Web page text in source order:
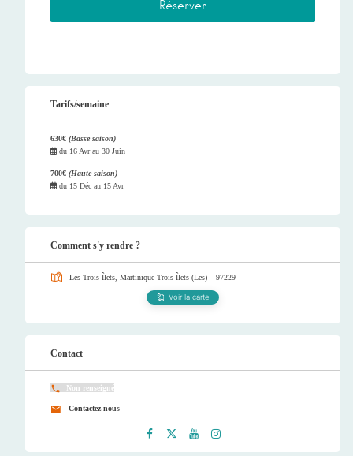
Tarifs/semaine
630€ (Basse saison)
du 16 Avrau 30 Juin
700€ (Haute saison)
du 15 Déc au 15 Avr
Comment s'y rendre ?
Les Trois-Îlets, Martinique Trois-Îlets (Les) – 97229
Voir la carte
Contact
Non renseigné
Contactez-nous